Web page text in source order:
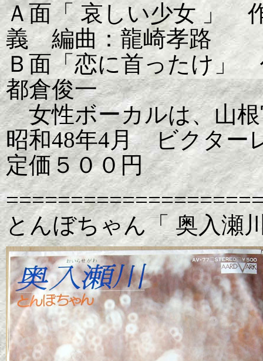
Ａ面「 哀しい少女 」
義 編曲：龍崎孝路
Ｂ面「恋に首ったけ」
都倉俊一
女性ボーカルは、山根
昭和48年4月 ビクター
定価５００円
とんぼちゃん「 奥入瀬